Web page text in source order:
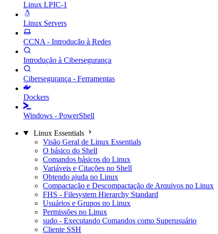
Linux LPIC-1
Linux Servers
CCNA - Introdução à Redes
Introdução à Cibersegurança
Cibersegurança - Ferramentas
Dockers
Windows - PowerShell
Linux Essentials
Visão Geral de Linux Essentials
O básico do Shell
Comandos básicos do Linux
Variáveis e Citações no Shell
Obtendo ajuda no Linux
Compactação e Descompactação de Arquivos no Linux
FHS - Filesystem Hierarchy Standard
Usuários e Grupos no Linux
Permissões no Linux
sudo - Executando Comandos como Superusuário
Cliente SSH